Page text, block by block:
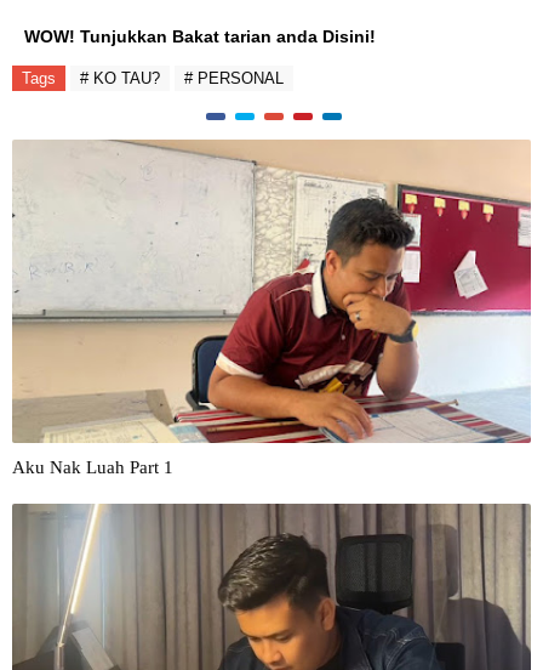
WOW! Tunjukkan Bakat tarian anda Disini!
Tags # KO TAU? # PERSONAL
Aku Nak Luah Part 1